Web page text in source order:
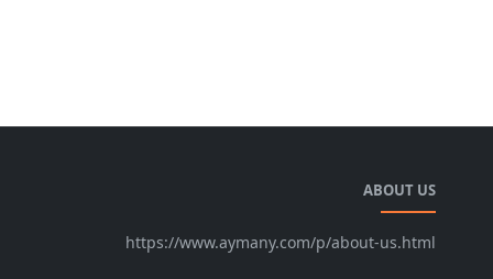
ABOUT US
https://www.aymany.com/p/about-us.html